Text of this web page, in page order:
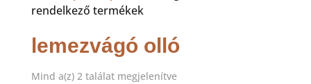
rendelkező termékek
lemezvágó olló
Mind a(z) 2 találat megjelenítveSorted